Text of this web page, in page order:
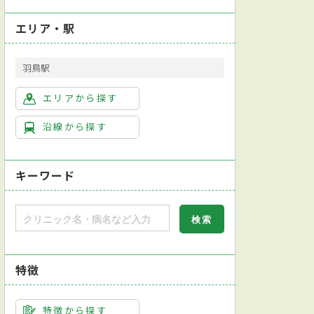
エリア・駅
羽鳥駅
エリアから探す
沿線から探す
キーワード
特徴
特徴から探す